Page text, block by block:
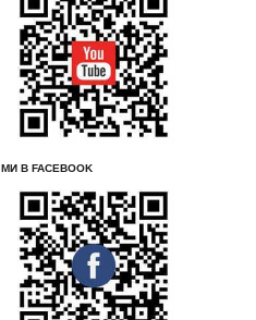
МИ В FACEBOOK